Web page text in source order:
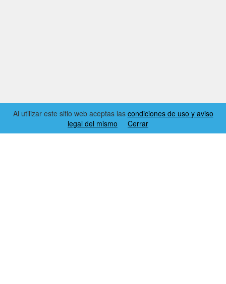
Al utilizar este sitio web aceptas las condiciones de uso y aviso
legal del mismo
Cerrar